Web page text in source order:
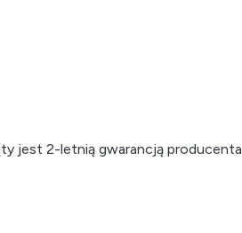
jest 2-letnią gwarancją producenta